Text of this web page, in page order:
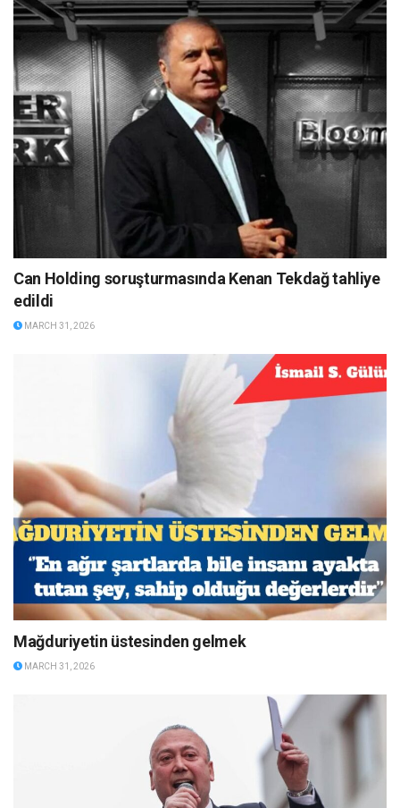
Can Holding soruşturmasında Kenan Tekdağ tahliye
edildi
MARCH 31, 2026
Mağduriyetin üstesinden gelmek
MARCH 31, 2026